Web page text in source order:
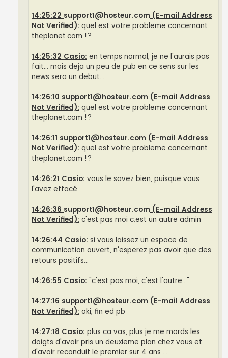
14:25:22 support1@hosteur.com (E-mail Address
Not Verified): quel est votre probleme concernant
theplanet.com !?
14:25:32 Casio: en temps normal, je ne l'aurais pas
fait... mais deja un peu de pub en ce sens sur les
news sera un debut...
14:26:10 support1@hosteur.com (E-mail Address
Not Verified): quel est votre probleme concernant
theplanet.com !?
14:26:11 support1@hosteur.com (E-mail Address
Not Verified): quel est votre probleme concernant
theplanet.com !?
14:26:21 Casio: vous le savez bien, puisque vous
l'avez effacé
14:26:36 support1@hosteur.com (E-mail Address
Not Verified): c'est pas moi c;est un autre admin
14:26:44 Casio: si vous laissez un espace de
communication ouvert, n'esperez pas avoir que des
retours positifs...
14:26:55 Casio: "c'est pas moi, c'est l'autre..."
14:27:16 support1@hosteur.com (E-mail Address
Not Verified): oki, fin ed pb
14:27:18 Casio: plus ca vas, plus je me mords les
doigts d'avoir pris un deuxieme plan chez vous et
d'avoir reconduit le premier sur 4 ans ....